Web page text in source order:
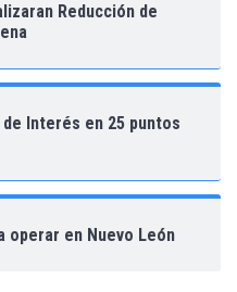
Reducción de
Interés en 25 puntos
operar en Nuevo León